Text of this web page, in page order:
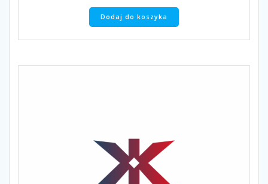
Dodaj do koszyka